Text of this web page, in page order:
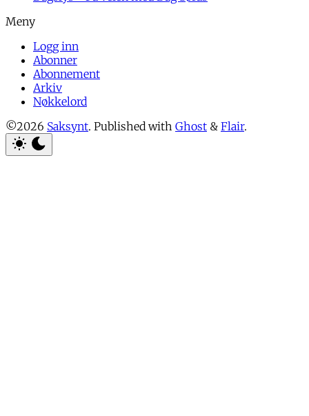
Logg inn
Abonner
Abonnement
Arkiv
Nøkkelord
©2026 Saksynt. Published with Ghost & Flair.